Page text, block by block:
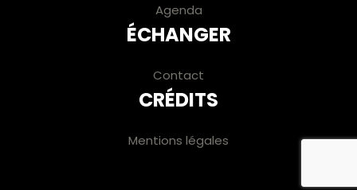
Agenda
ÉCHANGER
Contact
CRÉDITS
Mentions légales